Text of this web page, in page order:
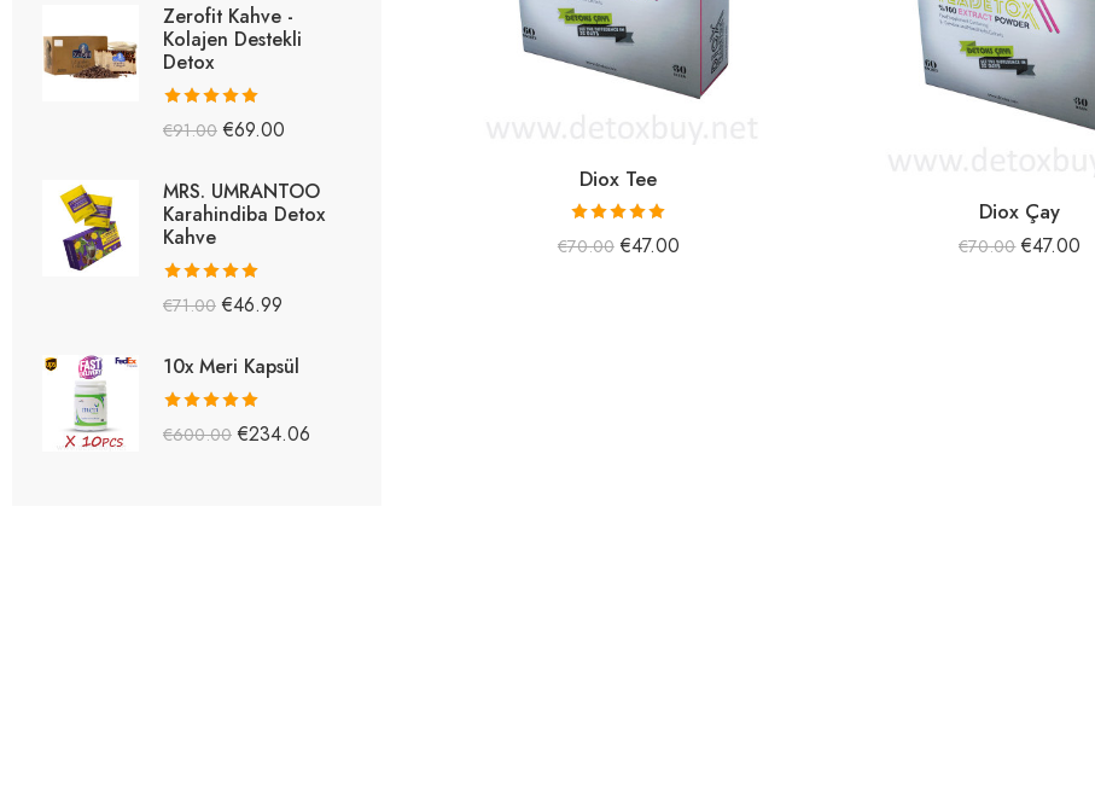
Diox Tee
5 üzerinden
€70.00 €47.00
Diox Çay
€70.00 €47.00
Zerofit Kahve -
Kolajen Destekli
Detox
5 üzerinden
€91.00 €69.00
MRS. UMRANTOO
Karahindiba Detox
Kahve
5 üzerinden
€71.00 €46.99
10x Meri Kapsül
5 üzerinden
€600.00 €234.06